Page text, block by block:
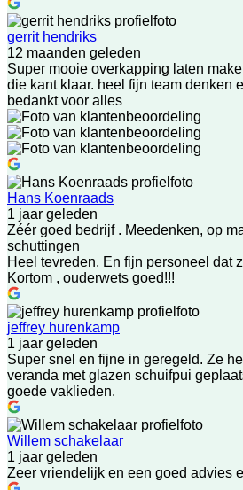
gerrit hendriks
12 maanden geleden
Super mooie overkapping laten
die kant klaar. heel fijn team denken
bedankt voor alles
Hans Koenraads
1 jaar geleden
Zéér goed bedrijf . Meedenken, op
schuttingen
Heel tevreden. En fijn personeel dat
Kortom , ouderwets goed!!!
jeffrey hurenkamp
1 jaar geleden
Super snel en fijne in geregeld. Ze
veranda met glazen schuifpui
goede vaklieden.
Willem schakelaar
1 jaar geleden
Zeer vriendelijk en een goed advies